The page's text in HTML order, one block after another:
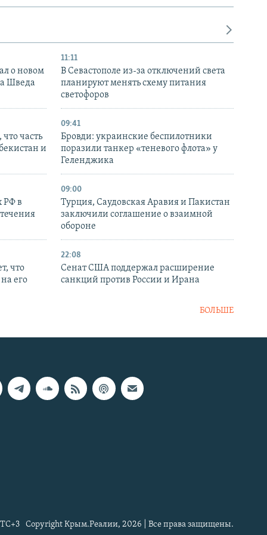
о новом
Шведа
11:11
В Севастополе из-за отключений света
планируют менять схему питания
светофоров
часть
и
09:41
Бровди: украинские беспилотники
поразили танкер «теневого флота» у
Геленджика
РФ в
09:00
Турция, Саудовская Аравия и Пакистан
заключили соглашение о взаимной
обороне
что
его
22:08
Сенат США поддержал расширение
санкций против России и Ирана
БОЛЬШЕ
Copyright Крым.Реалии, 2026 | Все права защищены.